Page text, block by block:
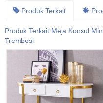
Produk Terkait
Produk Terkait Meja Konsul
Trembesi